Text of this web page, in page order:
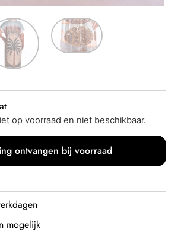
op voorraad en niet beschikbaar.
ontvangen bij voorraad
mogelijk